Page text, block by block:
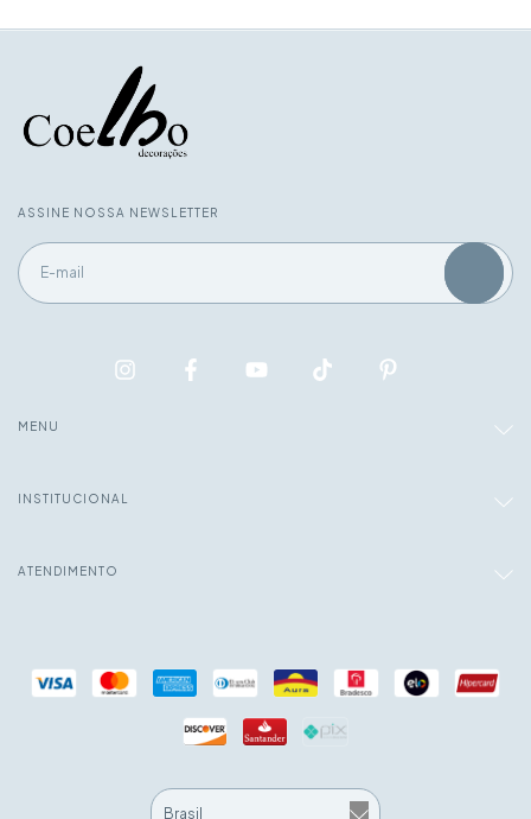
ASSINE NOSSA NEWSLETTER
MENU
INSTITUCIONAL
ATENDIMENTO